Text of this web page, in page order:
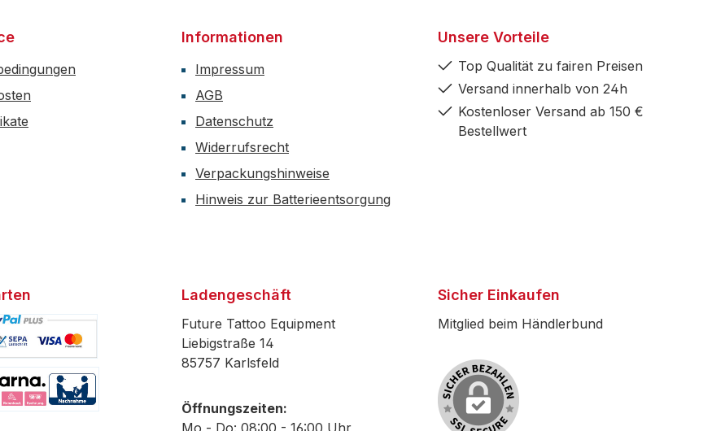
Informationen
Impressum
AGB
Datenschutz
Widerrufsrecht
Verpackungshinweise
Hinweis zur Batterieentsorgung
Unsere Vorteile
Top Qualität zu fairen Preisen
Versand innerhalb von 24h
Kostenloser Versand ab 150 €
Bestellwert
Ladengeschäft
Future Tattoo Equipment
Liebigstraße 14
85757 Karlsfeld
Öffnungszeiten:
Sicher Einkaufen
Mitglied beim Händlerbund